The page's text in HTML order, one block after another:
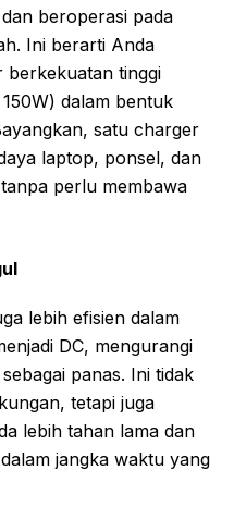
beroperasi pada
Ini berarti Anda
berkekuatan tinggi
dalam bentuk
satu charger
laptop, ponsel, dan
perlu membawa
lebih efisien dalam
DC, mengurangi
panas. Ini tidak
tetapi juga
lebih tahan lama dan
jangka waktu yang